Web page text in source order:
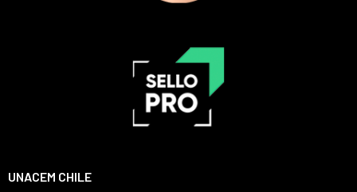
UNACEM CHILE